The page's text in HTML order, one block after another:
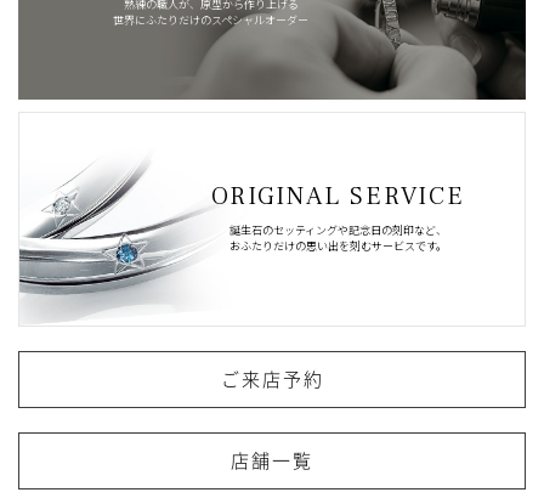
熟練の職人が、原型から作り上げる
世界にふたりだけのスペシャルオーダー
ORIGINAL SERVICE
誕生石のセッティングや記念日の刻印など、
おふたりだけの思い出を刻むサービスです。
ご来店予約
店舗一覧